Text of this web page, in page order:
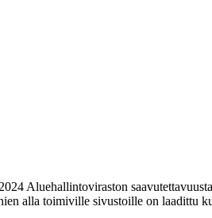
Aluehallintoviraston
alla toimiville sivustoille on laadittu